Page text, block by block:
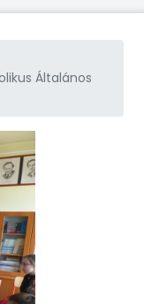
Általános